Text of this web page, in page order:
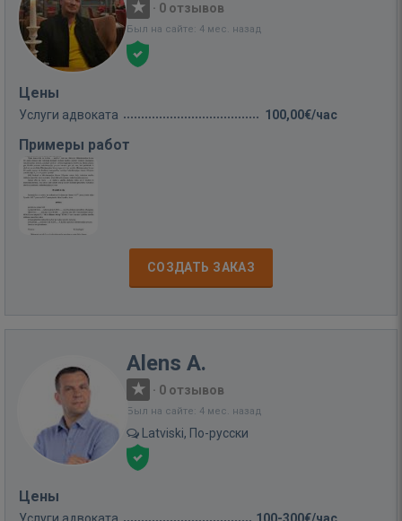
· 0 отзывов
Был на сайте: 4 мес. назад
Цены
Услуги адвоката 100,00€/час
Примеры работ
СОЗДАТЬ ЗАКАЗ
Alens A.
· 0 отзывов
Был на сайте: 4 мес. назад
Latviski, По-русски
Цены